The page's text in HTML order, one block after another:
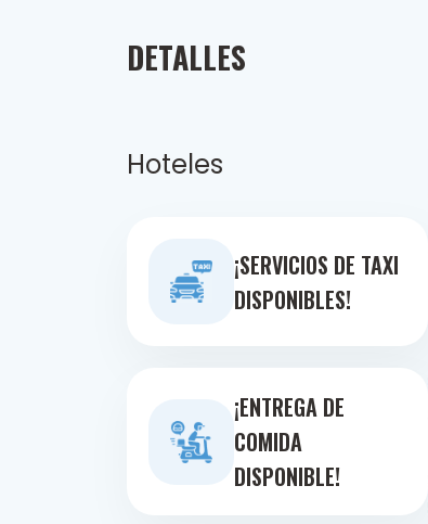
DETALLES
Hoteles
¡SERVICIOS DE TAXI
DISPONIBLES!
¡ENTREGA DE
COMIDA
DISPONIBLE!